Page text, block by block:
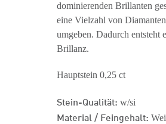
dominierenden Brillanten
eine Vielzahl von
umgeben. Dadurch entsteht
Brillanz.
Hauptstein 0,25 ct
Stein-Qualität: w/si
Material / Feingehalt: